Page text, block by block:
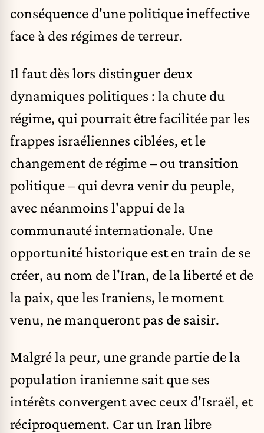
conséquence d'une politique ineffective
face à des régimes de terreur.
Il faut dès lors distinguer deux
dynamiques politiques : la chute du
régime, qui pourrait être facilitée par les
frappes israéliennes ciblées, et le
changement de régime – ou transition
politique – qui devra venir du peuple,
avec néanmoins l'appui de la
communauté internationale. Une
opportunité historique est en train de se
créer, au nom de l'Iran, de la liberté et de
la paix, que les Iraniens, le moment
venu, ne manqueront pas de saisir.
Malgré la peur, une grande partie de la
population iranienne sait que ses
intérêts convergent avec ceux d'Israël, et
réciproquement. Car un Iran libre